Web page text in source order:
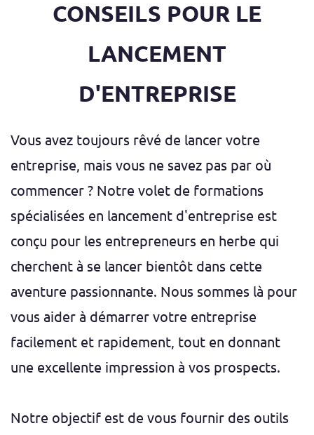
CONSEILS POUR LE
LANCEMENT
D'ENTREPRISE
Vous avez toujours rêvé de lancer votre
entreprise, mais vous ne savez pas par où
commencer ? Notre volet de formations
spécialisées en lancement d'entreprise est
conçu pour les entrepreneurs en herbe qui
cherchent à se lancer bientôt dans cette
aventure passionnante. Nous sommes là pour
vous aider à démarrer votre entreprise
facilement et rapidement, tout en donnant
une excellente impression à vos prospects.
Notre objectif est de vous fournir des outils